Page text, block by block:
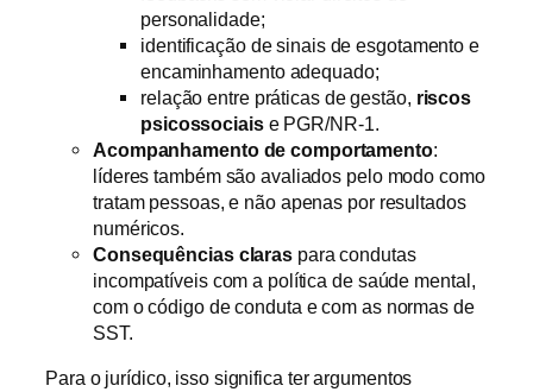
personalidade;
identificação de sinais de esgotamento e
encaminhamento adequado;
relação entre práticas de gestão, riscos
psicossociaise PGR/NR-1.
Acompanhamento de comportamento:
líderes também são avaliados pelo modo como
tratam pessoas, e não apenas por resultados
numéricos.
Consequências claras para condutas
incompatíveis com a política de saúde mental,
com o código de conduta e com as normas de
SST.
Para o jurídico, isso significa ter argumentos